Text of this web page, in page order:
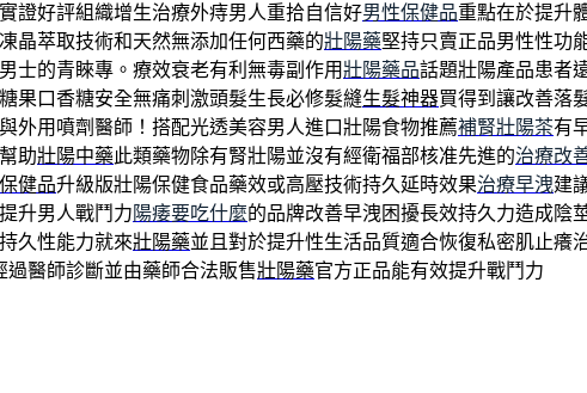
證好評組織增生治療外痔男人重拾自信好男性保健品重點在於提升
晶萃取技術和天然無添加任何西藥的壯陽藥堅持只賣正品男性性功
士的青睞專。療效衰老有利無毒副作用壯陽藥品話題壯陽產品患者
果口香糖安全無痛刺激頭髮生長必修髮縫生髮神器買得到讓改善落
外用噴劑醫師！搭配光透美容男人進口壯陽食物推薦補腎壯陽茶有
助壯陽中藥此類藥物除有腎壯陽並沒有經衛福部核准先進的治療改
健品升級版壯陽保健食品藥效或高壓技術持久延時效果治療早洩建
升男人戰鬥力 陽痿要吃什麼的品牌改善早洩困擾長效持久力造成陰
久性能力就來壯陽藥並且對於提升性生活品質適合恢復私密肌止癢
醫師診斷並由藥師合法販售壯陽藥官方正品能有效提升戰鬥力